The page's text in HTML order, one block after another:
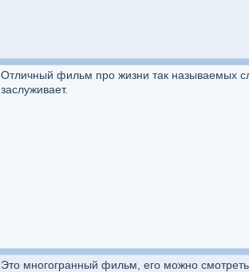
Отличный фильм про жизни так называемых
заслуживает.
Это многогранный фильм, его можно